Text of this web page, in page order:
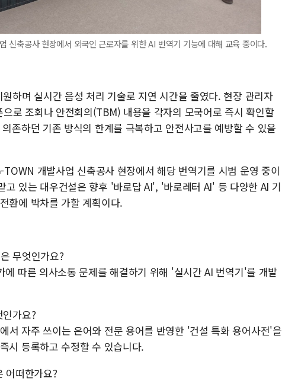
신축공사 현장에서 외국인 근로자를 위한 AI 번역기 기능에 대해 교육 중이다.
하며 실시간 음성 처리 기술로 지연 시간을 줄였다. 현장 관리자
로 조회나 안전회의(TBM) 내용을 각자의 모국어로 즉시 확인할
존하던 기존 방식의 한계를 극복하고 안전사고를 예방할 수 있을
개발사업 신축공사 현장에서 해당 번역기를 시범 운영 중이
고 있는 대우건설은 향후 '바로답 AI', '바로레터 AI' 등 다양한 AI 기
환에 박차를 가할 계획이다.
무엇인가요?
따른 의사소통 문제를 해결하기 위해 '실시간 AI 번역기'를 개발
가요?
서 자주 쓰이는 은어와 전문 용어를 반영한 '건설 특화 용어사전'을
시 등록하고 수정할 수 있습니다.
어떠한가요?